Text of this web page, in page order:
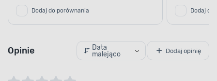
Dodaj do porównania Dodaj do
Opinie
Data
malejąco
Dodaj opinię